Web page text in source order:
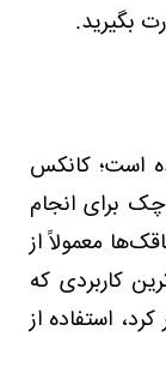
بگیرید.
است؛ کانکس
برای انجام
معمولاً از
کاربردی که
استفاده از